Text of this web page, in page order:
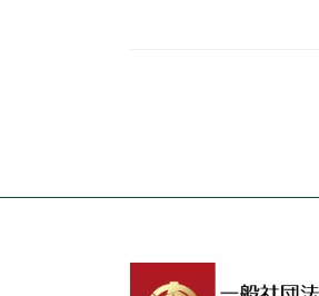
の
ー